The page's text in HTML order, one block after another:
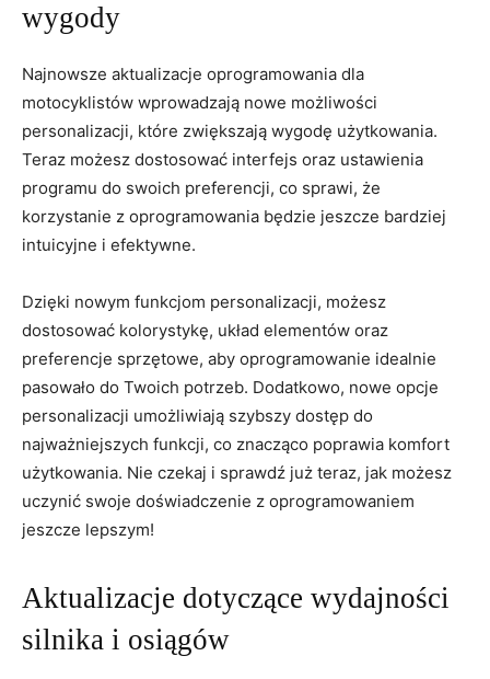
wygody
Najnowsze ‌aktualizacje oprogramowania dla
motocyklistów wprowadzają ⁤nowe możliwości ​
personalizacji, które zwiększają wygodę użytkowania.
Teraz ‍możesz ⁣dostosować interfejs oraz ustawienia⁣
programu do swoich ⁢preferencji,‌ co sprawi, że
korzystanie ⁤z⁢ oprogramowania będzie jeszcze bardziej
intuicyjne i efektywne.
Dzięki nowym funkcjom ⁣personalizacji,⁢ możesz
dostosować‍ kolorystykę, układ elementów oraz
preferencje ​sprzętowe, aby⁣ oprogramowanie idealnie
pasowało do Twoich potrzeb. Dodatkowo, nowe opcje
personalizacji ‍umożliwiają szybszy dostęp ‍do
najważniejszych funkcji, co znacząco ⁣poprawia ⁢komfort
użytkowania. Nie czekaj‌ i sprawdź już⁤ teraz, ⁤jak możesz
uczynić swoje‌ doświadczenie ⁤z oprogramowaniem
⁤jeszcze lepszym!
Aktualizacje‌ dotyczące⁣ wydajności
silnika‍ i osiągów